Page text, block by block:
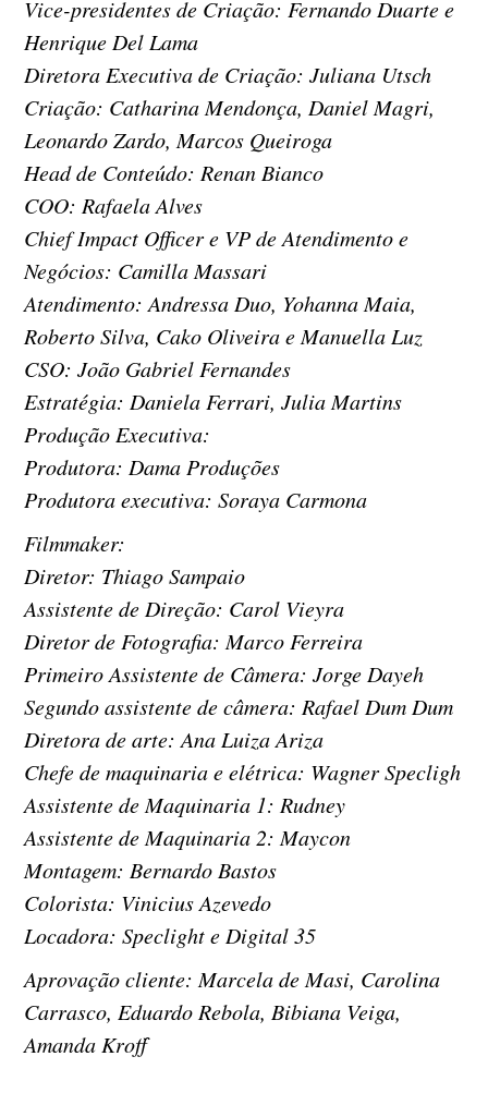
Vice-presidentes de Criação: Fernando Duarte e
Henrique Del Lama
Diretora Executiva de Criação: Juliana Utsch
Criação: Catharina Mendonça, Daniel Magri,
Leonardo Zardo, Marcos Queiroga
Head de Conteúdo: Renan Bianco
COO: Rafaela Alves
Chief Impact Officer e VP de Atendimento e
Negócios: Camilla Massari
Atendimento: Andressa Duo, Yohanna Maia,
Roberto Silva, Cako Oliveira e Manuella Luz
CSO: João Gabriel Fernandes
Estratégia: Daniela Ferrari, Julia Martins
Produção Executiva:
Produtora: Dama Produções
Produtora executiva: Soraya Carmona
Filmmaker:
Diretor: Thiago Sampaio
Assistente de Direção: Carol Vieyra
Diretor de Fotografia: Marco Ferreira
Primeiro Assistente de Câmera: Jorge Dayeh
Segundo assistente de câmera: Rafael Dum Dum
Diretora de arte: Ana Luiza Ariza
Chefe de maquinaria e elétrica: Wagner Specligh
Assistente de Maquinaria 1: Rudney
Assistente de Maquinaria 2: Maycon
Montagem: Bernardo Bastos
Colorista: Vinicius Azevedo
Locadora: Speclight e Digital 35
Aprovação cliente: Marcela de Masi, Carolina
Carrasco, Eduardo Rebola, Bibiana Veiga,
Amanda Kroff